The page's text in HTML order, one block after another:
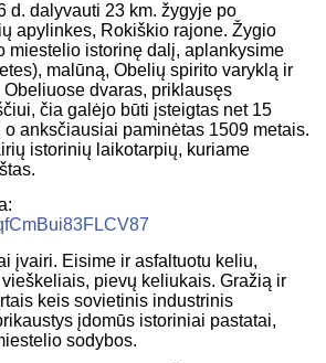
d. dalyvauti 23 km. žygyje po
apylinkes, Rokiškio rajone. Žygio
miestelio istorinę dalį, aplankysime
malūną, Obelių spirito varyklą ir
dvaras, priklausęs
čia galėjo būti įsteigtas net 15
anksčiausiai paminėtas 1509 metais.
istorinių laikotarpių, kuriame
įvairi. Eisime ir asfaltuotu keliu,
pievų keliukais. Gražią ir
keis sovietinis industrinis
įdomūs istoriniai pastatai,
sodybos.